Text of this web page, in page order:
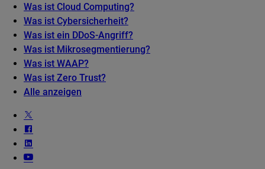
Was ist Cloud Computing?
Was ist Cybersicherheit?
Was ist ein DDoS-Angriff?
Was ist Mikrosegmentierung?
Was ist WAAP?
Was ist Zero Trust?
Alle anzeigen